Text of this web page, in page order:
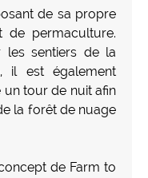
de sa propre
de permaculture.
les sentiers de la
il est également
tour de nuit afin
la forêt de nuage
de Farm to